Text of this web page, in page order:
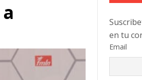
en tu
Email